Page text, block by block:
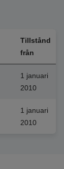
Tillstånd
från
1 januari
2010
1 januari
2010